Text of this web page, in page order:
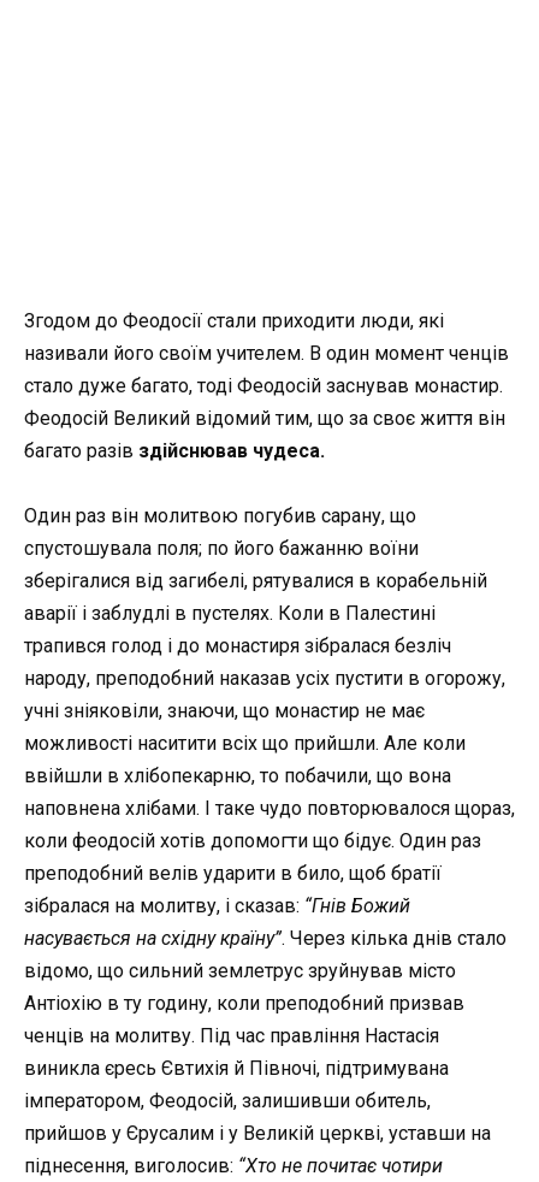
Згодом до Феодосії стали приходити люди, які
називали його своїм учителем. В один момент ченців
стало дуже багато, тоді Феодосій заснував монастир.
Феодосій Великий відомий тим, що за своє життя він
багато разів здійснював чудеса.
Один раз він молитвою погубив сарану, що
спустошувала поля; по його бажанню воїни
зберігалися від загибелі, рятувалися в корабельній
аварії і заблудлі в пустелях. Коли в Палестині
трапився голод і до монастиря зібралася безліч
народу, преподобний наказав усіх пустити в огорожу,
учні зніяковіли, знаючи, що монастир не має
можливості наситити всіх що прийшли. Але коли
ввійшли в хлібопекарню, то побачили, що вона
наповнена хлібами. І таке чудо повторювалося щораз,
коли феодосій хотів допомогти що бідує. Один раз
преподобний велів ударити в било, щоб братії
зібралася на молитву, і сказав: “Гнів Божий
насувається на східну країну”. Через кілька днів стало
відомо, що сильний землетрус зруйнував місто
Антіохію в ту годину, коли преподобний призвав
ченців на молитву. Під час правління Настасія
виникла єресь Євтихія й Півночі, підтримувана
імператором, Феодосій, залишивши обитель,
прийшов у Єрусалим і у Великій церкві, уставши на
піднесення, виголосив: “Хто не почитає чотири